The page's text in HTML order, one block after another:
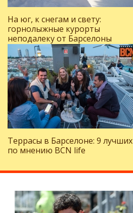
На юг, к снегам и свету:
горнолыжные курорты
неподалеку от Барселоны
Террасы в Барселоне: 9 лучших
по мнению BCN life